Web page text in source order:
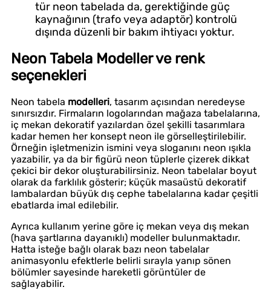
tür neon tabelada da, gerektiğinde güç
kaynağının (trafo veya adaptör) kontrolü
dışında düzenli bir bakım ihtiyacı yoktur.
Neon Tabela Modeller ve renk
seçenekleri
Neon tabela modelleri, tasarım açısından neredeyse
sınırsızdır. Firmaların logolarından mağaza tabelalarına,
iç mekan dekoratif yazılardan özel şekilli tasarımlara
kadar hemen her konsept neon ile görselleştirilebilir.
Örneğin işletmenizin ismini veya sloganını neon ışıkla
yazabilir, ya da bir figürü neon tüplerle çizerek dikkat
çekici bir dekor oluşturabilirsiniz. Neon tabelalar boyut
olarak da farklılık gösterir; küçük masaüstü dekoratif
lambalardan büyük dış cephe tabelalarına kadar çeşitli
ebatlarda imal edilebilir.
Ayrıca kullanım yerine göre iç mekan veya dış mekan
(hava şartlarına dayanıklı) modeller bulunmaktadır.
Hatta isteğe bağlı olarak bazı neon tabelalar
animasyonlu efektlerle belirli sırayla yanıp sönen
bölümler sayesinde hareketli görüntüler de
sağlayabilir.